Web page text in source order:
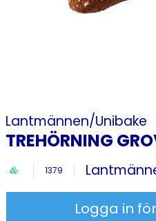
Lantmännen/Unibake
TREHÖRNING
1379
Logga in